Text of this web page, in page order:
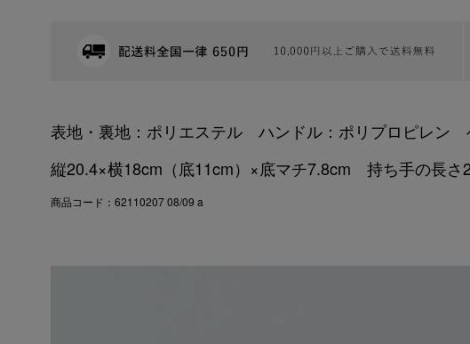
表地・裏地：ポリエステル ハンドル：ポリプロピレン
縦20.4×横18cm（底11cm）×底マチ7.8cm 持ち手の長さ
商品コード：62110207 08/09 a